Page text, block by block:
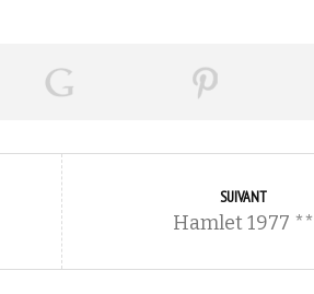
SUIVANT
Hamlet 1977 **